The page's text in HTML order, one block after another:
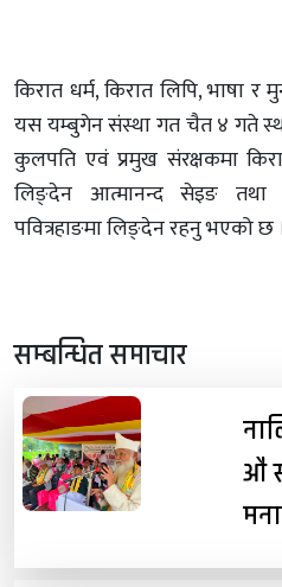
किरात धर्म, किरात लिपि, भाषा र
यस यम्बुगेन संस्था गत चैत ४ गते
कुलपति एवं प्रमुख संरक्षकमा
लिङ्देन आत्मानन्द सेइङ तथा
पवित्रहाङमा लिङ्देन रहनु भएको छ
सम्बन्धित समाचार
औं